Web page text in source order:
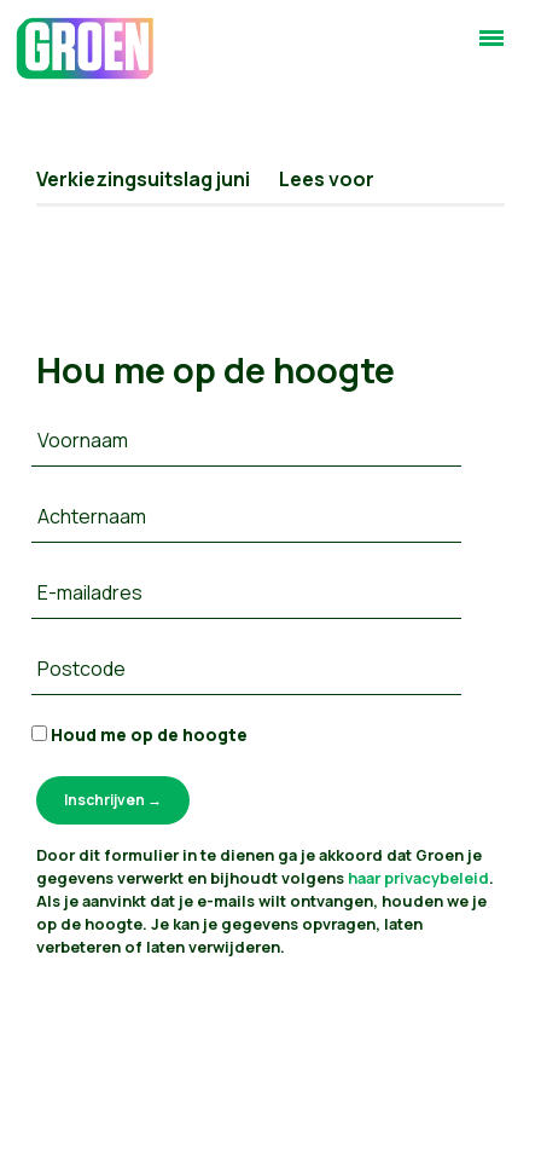
Verkiezingsuitslag juni Lees voor
Hou me op de hoogte
Voornaam
Achternaam
E-mailadres
Postcode
Houd me op de hoogte
Door dit formulier in te dienen ga je akkoord dat Groen je
gegevens verwerkt en bijhoudt volgens haar privacybeleid.
Als je aanvinkt dat je e-mails wilt ontvangen, houden we je
op de hoogte. Je kan je gegevens opvragen, laten
verbeteren of laten verwijderen.